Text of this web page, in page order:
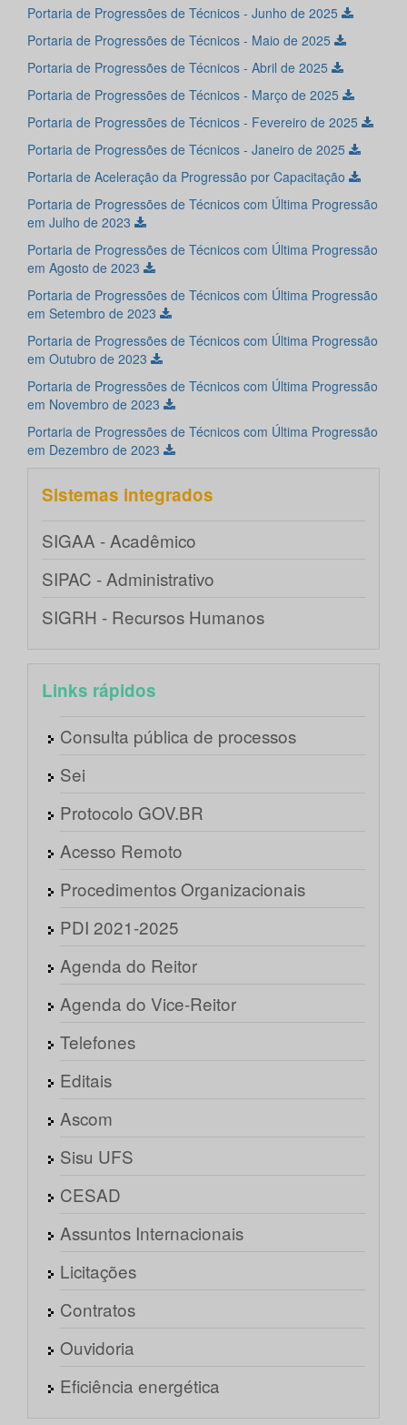
Portaria de Progressões de Técnicos - Junho de 2025
Portaria de Progressões de Técnicos - Maio de 2025
Portaria de Progressões de Técnicos - Abril de 2025
Portaria de Progressões de Técnicos - Março de 2025
Portaria de Progressões de Técnicos - Fevereiro de 2025
Portaria de Progressões de Técnicos - Janeiro de 2025
Portaria de Aceleração da Progressão por Capacitação
Portaria de Progressões de Técnicos com Última Progressão
em Julho de 2023
Portaria de Progressões de Técnicos com Última Progressão
em Agosto de 2023
Portaria de Progressões de Técnicos com Última Progressão
em Setembro de 2023
Portaria de Progressões de Técnicos com Última Progressão
em Outubro de 2023
Portaria de Progressões de Técnicos com Última Progressão
em Novembro de 2023
Portaria de Progressões de Técnicos com Última Progressão
em Dezembro de 2023
Sistemas integrados
SIGAA - Acadêmico
SIPAC - Administrativo
SIGRH - Recursos Humanos
Links rápidos
Consulta pública de processos
Sei
Protocolo GOV.BR
Acesso Remoto
Procedimentos Organizacionais
PDI 2021-2025
Agenda do Reitor
Agenda do Vice-Reitor
Telefones
Editais
Ascom
Sisu UFS
CESAD
Assuntos Internacionais
Licitações
Contratos
Ouvidoria
Eficiência energética